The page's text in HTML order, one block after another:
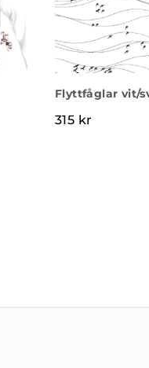
Flyttfåglar vit/
315 kr